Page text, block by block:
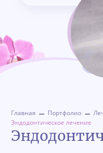
Главная Портфолио
Эндодонтическое лечение